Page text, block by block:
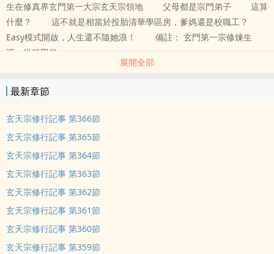
生在修真界玄門第一大宗玄天宗領地 父母都是宗門弟子 這算
什麼？ 這不就是相當於投胎清華學區房，爹媽還是校職工？
Easy模式開啟，人生還不隨她浪！ 備註： 玄門第一宗修煉生
涯，半種田半
展開全部
最新章節
玄天宗修行記事 第366節
玄天宗修行記事 第365節
玄天宗修行記事 第364節
玄天宗修行記事 第363節
玄天宗修行記事 第362節
玄天宗修行記事 第361節
玄天宗修行記事 第360節
玄天宗修行記事 第359節